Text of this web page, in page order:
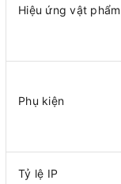
Hiệu ứng vật phẩm
Phụ kiện
Tỷ lệ IP